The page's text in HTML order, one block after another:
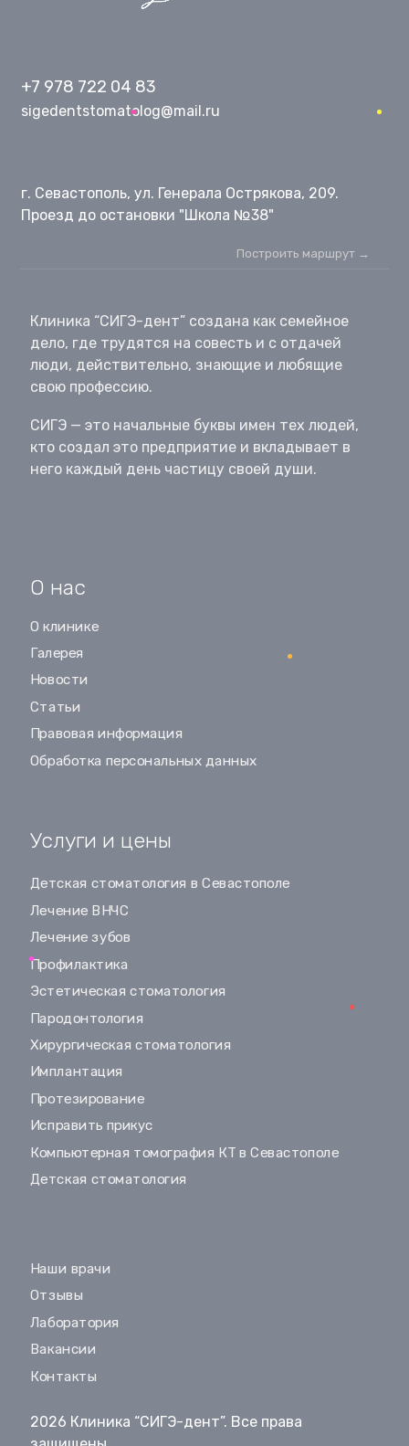
+7 978 722 04 83
sigedentstomatolog@mail.ru
г. Севастополь, ул. Генерала Острякова, 209.
Проезд до остановки "Школа №38"
Построить маршрут →
Клиника “СИГЭ-дент” создана как семейное
дело, где трудятся на совесть и с отдачей
люди, действительно, знающие и любящие
свою профессию.
СИГЭ — это начальные буквы имен тех людей,
кто создал это предприятие и вкладывает в
него каждый день частицу своей души.
О нас
О клинике
Галерея
Новости
Статьи
Правовая информация
Обработка персональных данных
Услуги и цены
Детская стоматология в Севастополе
Лечение ВНЧС
Лечение зубов
Профилактика
Эстетическая стоматология
Пародонтология
Хирургическая стоматология
Имплантация
Протезирование
Исправить прикус
Компьютерная томография КТ в Севастополе
Детская стоматология
Наши врачи
Отзывы
Лаборатория
Вакансии
Контакты
2026 Клиника “СИГЭ-дент”. Все права